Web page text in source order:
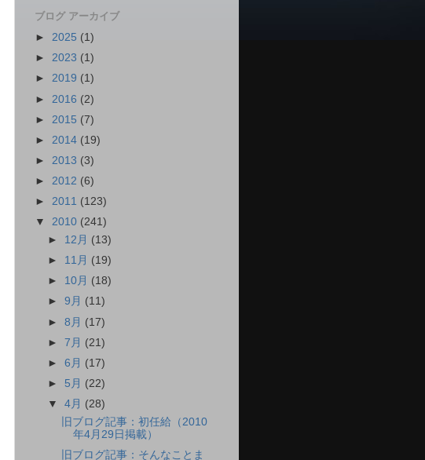
ブログ アーカイブ
► 2025 (1)
► 2023 (1)
► 2019 (1)
► 2016 (2)
► 2015 (7)
► 2014 (19)
► 2013 (3)
► 2012 (6)
► 2011 (123)
▼ 2010 (241)
► 12月 (13)
► 11月 (19)
► 10月 (18)
►9月 (11)
►8月 (17)
►7月 (21)
►6月 (17)
► 5月 (22)
▼4月 (28)
旧ブログ記事：初任給（2010
年4月29日掲載）
旧ブログ記事：そんなことま